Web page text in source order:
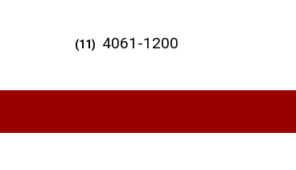
(11) 4061-1200